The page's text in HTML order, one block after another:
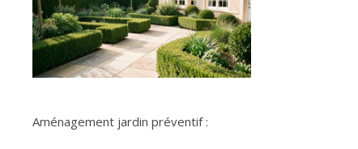
Aménagement jardin préventif :